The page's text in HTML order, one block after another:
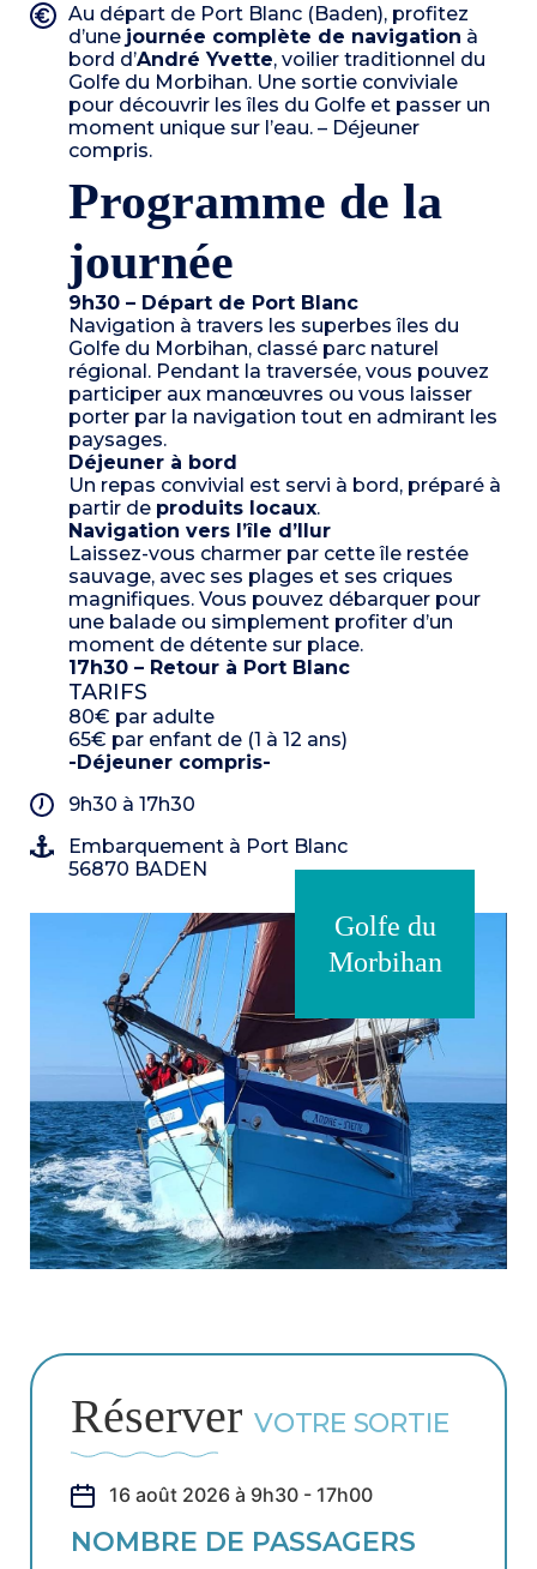
Au départ de Port Blanc (Baden), profitez
d’une journée complète de navigation à
bord d’André Yvette, voilier traditionnel du
Golfe du Morbihan. Une sortie conviviale
pour découvrir les îles du Golfe et passer un
moment unique sur l’eau. – Déjeuner
compris.
Programme de la
journée
9h30 – Départ de Port Blanc
Navigation à travers les superbes îles du
Golfe du Morbihan, classé parc naturel
régional. Pendant la traversée, vous pouvez
participer aux manœuvres ou vous laisser
porter par la navigation tout en admirant les
paysages.
Déjeuner à bord
Un repas convivial est servi à bord, préparé à
partir de produits locaux.
Navigation vers l’île d’Ilur
Laissez-vous charmer par cette île restée
sauvage, avec ses plages et ses criques
magnifiques. Vous pouvez débarquer pour
une balade ou simplement profiter d’un
moment de détente sur place.
17h30 – Retour à Port Blanc
TARIFS
80€ par adulte
65€ par enfant de (1 à 12 ans)
-Déjeuner compris-
9h30 à 17h30
Embarquement à Port Blanc
56870 BADEN
Golfe du
Morbihan
Réserver VOTRE SORTIE
16 août 2026 à 9h30 - 17h00
NOMBRE DE PASSAGERS